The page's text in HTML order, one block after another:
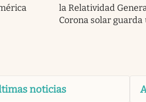
la Relatividad
Corona solar
noticias